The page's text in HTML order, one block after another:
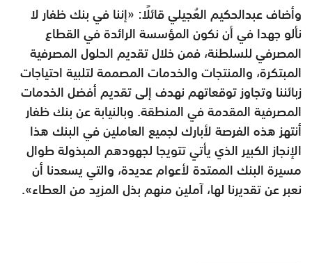
وأضاف عبدالحكيم العُجيلي قائلًا: «إننا في بنك ظفار لا
نألو جهدا في أن نكون المؤسسة الرائدة في القطاع
المصرفي للسلطنة، فمن خلال تقديم الحلول المصرفية
المبتكرة، والمنتجات والخدمات المصممة لتلبية احتياجات
زبائننا وتجاوز توقعاتهم نهدف إلى تقديم أفضل الخدمات
المصرفية المقدمة في المنطقة. وبالنيابة عن بنك ظفار
أنتهز هذه الفرصة لأبارك لجميع العاملين في البنك هذا
الإنجاز الكبير الذي يأتي تتويجا لجهودهم المبذولة طوال
مسيرة البنك الممتدة لأعوام عديدة، والتي يسعدنا أن
نعبر عن تقديرنا لها، آملين منهم بذل المزيد من العطاء».